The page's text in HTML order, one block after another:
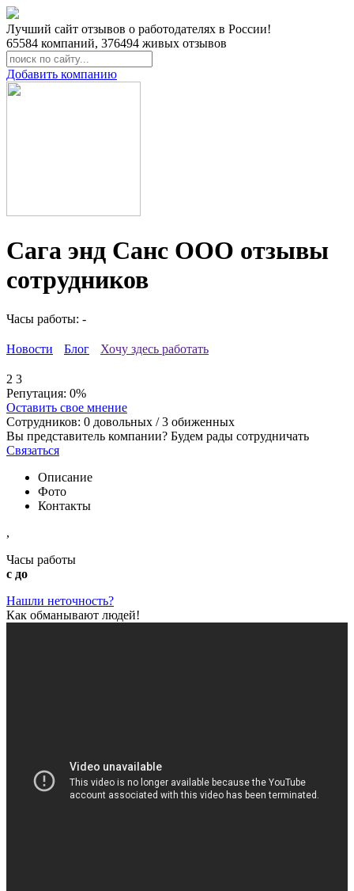
Лучший сайт отзывов о работодателях в России!
65584 компаний, 376494 живых отзывов
Добавить компанию
Сага энд Санс ООО отзывы
сотрудников
Часы работы: -
Новости Блог Хочу здесь работать
2 3
Репутация: 0%
Оставить свое мнение
Сотрудников: 0 довольных /3 обиженных
Вы представитель компании? Будем рады сотрудничать
Связаться
Описание
Фото
Контакты
,
Часы работы
с до
Нашли неточность?
Как обманывают людей!